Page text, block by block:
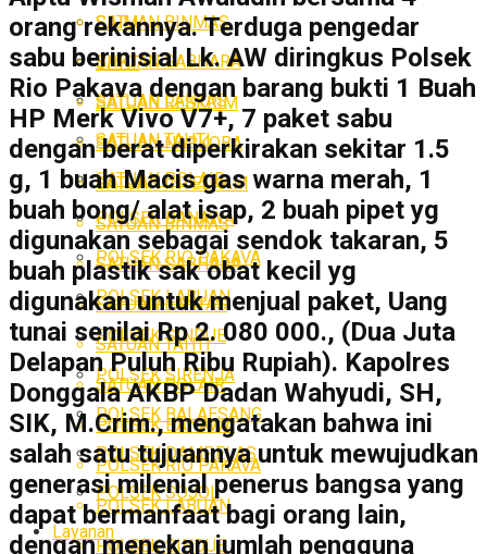
SATUAN BINMAS
SATUAN SABHARA
SATUAN LANTAS
SATUAN TAHTI
SATUAN POLAIR
POLSEK BANAWA
POLSEK RIO PAKAVA
POLSEK LABUAN
POLSEK SINDUE
POLSEK SIRENJA
POLSEK BALAESANG
POLSEK DAMPELAS
POLSEK SOJOL
Layanan
SIUM
SPKT
SATUAN RESKRIM
SATUAN NARKOBA
SATUAN INTELKAM
SATUAN BINMAS
SATUAN SABHARA
SATUAN LANTAS
SATUAN TAHTI
SATUAN POLAIR
POLSEK BANAWA
POLSEK RIO PAKAVA
POLSEK LABUAN
POLSEK SINDUE
orang rekannya. Terduga pengedar
sabu berinisial Lk. AW diringkus Polsek
Rio Pakava dengan barang bukti 1 Buah
HP Merk Vivo V7+, 7 paket sabu
dengan berat diperkirakan sekitar 1.5
g, 1 buah Macis gas warna merah, 1
buah bong/ alat isap, 2 buah pipet yg
digunakan sebagai sendok takaran, 5
buah plastik sak obat kecil yg
digunakan untuk menjual paket, Uang
tunai senilai Rp 2. 080 000., (Dua Juta
Delapan Puluh Ribu Rupiah). Kapolres
Donggala AKBP Dadan Wahyudi, SH,
SIK, M.Crim., mengatakan bahwa ini
salah satu tujuannya untuk mewujudkan
generasi milenial penerus bangsa yang
dapat bermanfaat bagi orang lain,
dengan menekan jumlah pengguna